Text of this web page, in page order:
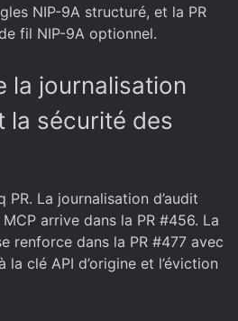
NIP-9A structuré, et la PR
fil NIP-9A optionnel.
la journalisation
la sécurité des
La journalisation d’audit
arrive dans la PR #456. La
renforce dans la PR #477 avec
la clé API d’origine et l’éviction